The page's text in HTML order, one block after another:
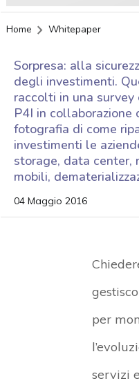
Home Whitepaper
Sorpresa: alla
degli investimenti.
raccolti in una
P4I in
fotografia di come
investimenti le
storage, data center,
mobili,
04 Maggio 2016
per
servizi